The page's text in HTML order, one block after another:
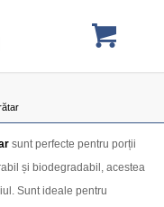
sunt perfecte pentru porții
și biodegradabil, acestea
Sunt ideale pentru